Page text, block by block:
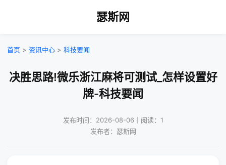
瑟斯网
首页 > 资讯中心 > 科技要闻
决胜思路!微乐浙江麻将可测试_怎样设置好
牌-科技要闻
发布时间：2026-08-06｜阅读：1
发布者：瑟斯网